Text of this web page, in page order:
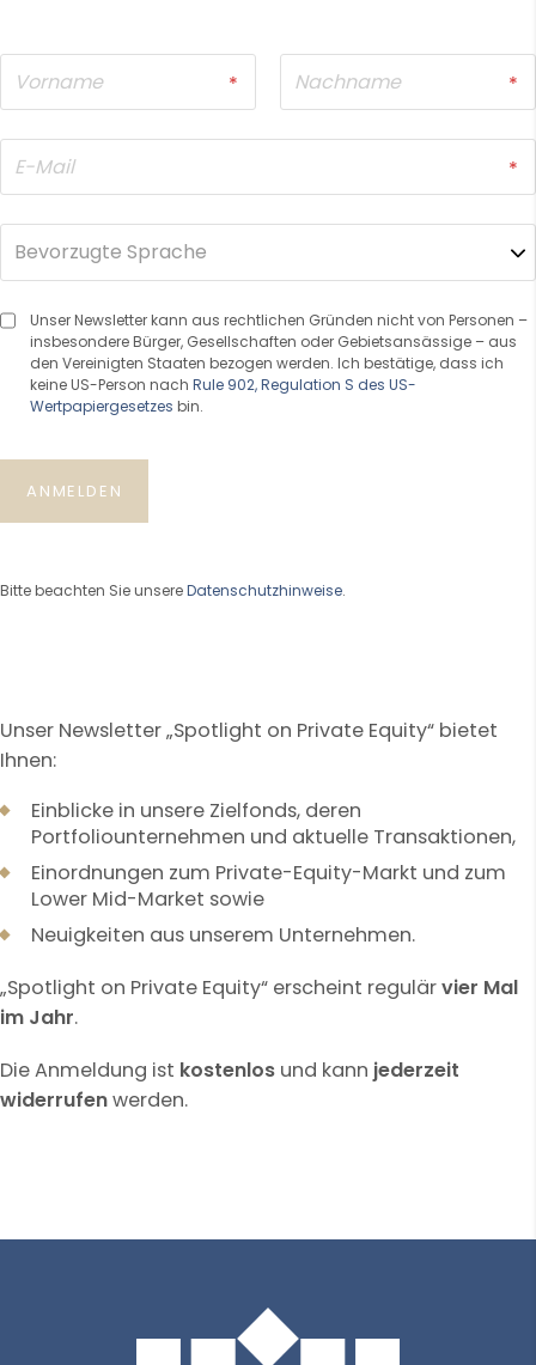
Unser Newsletter kann aus rechtlichen Gründen nicht von Personen –
insbesondere Bürger, Gesellschaften oder Gebietsansässige – aus
den Vereinigten Staaten bezogen werden. Ich bestätige, dass ich
keine US-Person nach Rule 902, Regulation S des US-
Wertpapiergesetzes bin.
ANMELDEN
Bitte beachten Sie unsereDatenschutzhinweise.
Unser Newsletter „Spotlight on Private Equity“ bietet
Ihnen:
Einblicke in unsere Zielfonds, deren
Portfoliounternehmen und aktuelle Transaktionen,
Einordnungen zum Private-Equity-Markt und zum
Lower Mid-Market sowie
Neuigkeiten aus unserem Unternehmen.
„Spotlight on Private Equity“ erscheint regulärvier Mal
im Jahr.
Die Anmeldung ist kostenlos und kann jederzeit
widerrufenwerden.